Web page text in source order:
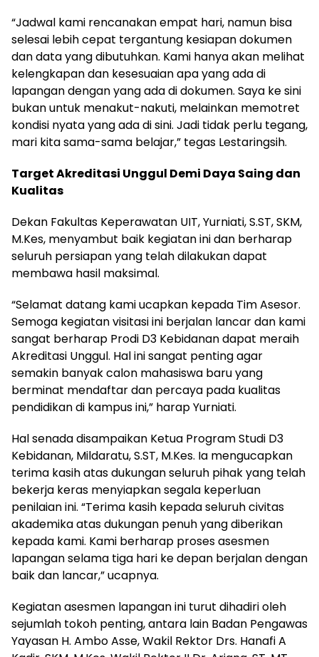
“Jadwal kami rencanakan empat hari, namun bisa
selesai lebih cepat tergantung kesiapan dokumen
dan data yang dibutuhkan. Kami hanya akan melihat
kelengkapan dan kesesuaian apa yang ada di
lapangan dengan yang ada di dokumen. Saya ke sini
bukan untuk menakut-nakuti, melainkan memotret
kondisi nyata yang ada di sini. Jadi tidak perlu tegang,
mari kita sama-sama belajar,” tegas Lestaringsih.
Target Akreditasi Unggul Demi Daya Saing dan
Kualitas
Dekan Fakultas Keperawatan UIT, Yurniati, S.ST, SKM,
M.Kes, menyambut baik kegiatan ini dan berharap
seluruh persiapan yang telah dilakukan dapat
membawa hasil maksimal.
“Selamat datang kami ucapkan kepada Tim Asesor.
Semoga kegiatan visitasi ini berjalan lancar dan kami
sangat berharap Prodi D3 Kebidanan dapat meraih
Akreditasi Unggul. Hal ini sangat penting agar
semakin banyak calon mahasiswa baru yang
berminat mendaftar dan percaya pada kualitas
pendidikan di kampus ini,” harap Yurniati.
Hal senada disampaikan Ketua Program Studi D3
Kebidanan, Mildaratu, S.ST, M.Kes. Ia mengucapkan
terima kasih atas dukungan seluruh pihak yang telah
bekerja keras menyiapkan segala keperluan
penilaian ini. “Terima kasih kepada seluruh civitas
akademika atas dukungan penuh yang diberikan
kepada kami. Kami berharap proses asesmen
lapangan selama tiga hari ke depan berjalan dengan
baik dan lancar,” ucapnya.
Kegiatan asesmen lapangan ini turut dihadiri oleh
sejumlah tokoh penting, antara lain Badan Pengawas
Yayasan H. Ambo Asse, Wakil Rektor Drs. Hanafi A